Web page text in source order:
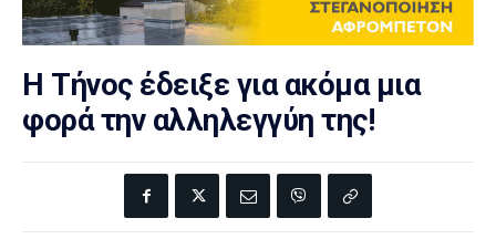
Η Τήνος έδειξε για ακόμα μια
φορά την αλληλεγγύη της!